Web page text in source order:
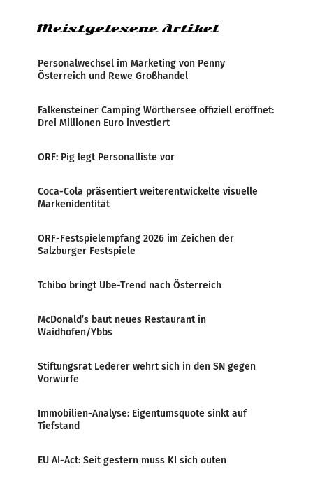
Meistgelesene Artikel
Personalwechsel im Marketing von Penny
Österreich und Rewe Großhandel
Falkensteiner Camping Wörthersee offiziell eröffnet:
Drei Millionen Euro investiert
ORF: Pig legt Personalliste vor
Coca-Cola präsentiert weiterentwickelte visuelle
Markenidentität
ORF-Festspielempfang 2026 im Zeichen der
Salzburger Festspiele
Tchibo bringt Ube-Trend nach Österreich
McDonald’s baut neues Restaurant in
Waidhofen/Ybbs
Stiftungsrat Lederer wehrt sich in den SN gegen
Vorwürfe
Immobilien-Analyse: Eigentumsquote sinkt auf
Tiefstand
EU AI-Act: Seit gestern muss KI sich outen